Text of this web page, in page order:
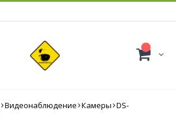
Видеонаблюдение Камеры DS-